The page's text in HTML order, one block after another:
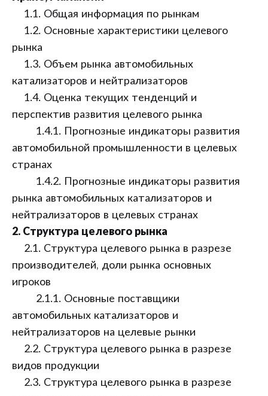
1.1. Общая информация по рынкам
1.2. Основные характеристики целевого
рынка
1.3. Объем рынка автомобильных
катализаторов и нейтрализаторов
1.4. Оценка текущих тенденций и
перспектив развития целевого рынка
1.4.1. Прогнозные индикаторы развития
автомобильной промышленности в целевых
странах
1.4.2. Прогнозные индикаторы развития
рынка автомобильных катализаторов и
нейтрализаторов в целевых странах
2. Структура целевого рынка
2.1. Структура целевого рынка в разрезе
производителей, доли рынка основных
игроков
2.1.1. Основные поставщики
автомобильных катализаторов и
нейтрализаторов на целевые рынки
2.2. Структура целевого рынка в разрезе
видов продукции
2.3. Структура целевого рынка в разрезе